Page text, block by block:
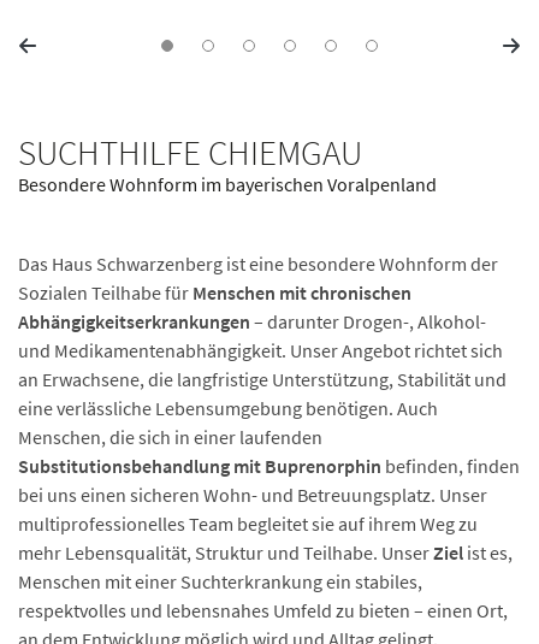
SUCHTHILFE CHIEMGAU
Besondere Wohnform im bayerischen Voralpenland
Das Haus Schwarzenberg ist eine besondere Wohnform der
Sozialen Teilhabe für Menschen mit chronischen
Abhängigkeitserkrankungen – darunter Drogen-, Alkohol-
und Medikamentenabhängigkeit. Unser Angebot richtet sich
an Erwachsene, die langfristige Unterstützung, Stabilität und
eine verlässliche Lebensumgebung benötigen. Auch
Menschen, die sich in einer laufenden
Substitutionsbehandlung mit Buprenorphin befinden, finden
bei uns einen sicheren Wohn- und Betreuungsplatz. Unser
multiprofessionelles Team begleitet sie auf ihrem Weg zu
mehr Lebensqualität, Struktur und Teilhabe. UnserZiel ist es,
Menschen mit einer Suchterkrankung ein stabiles,
respektvolles und lebensnahes Umfeld zu bieten – einen Ort,